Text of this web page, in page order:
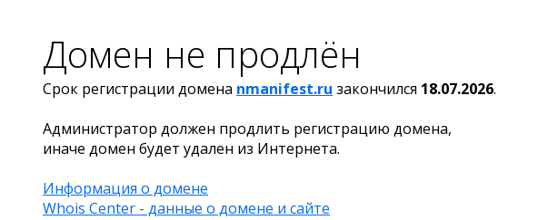
Домен не продлён
Срок регистрации домена nmanifest.ru закончился 18.07.2026.
Администратор должен продлить регистрацию домена,
иначе домен будет удален из Интернета.
Информация о домене
Whois Center - данные о домене и сайте